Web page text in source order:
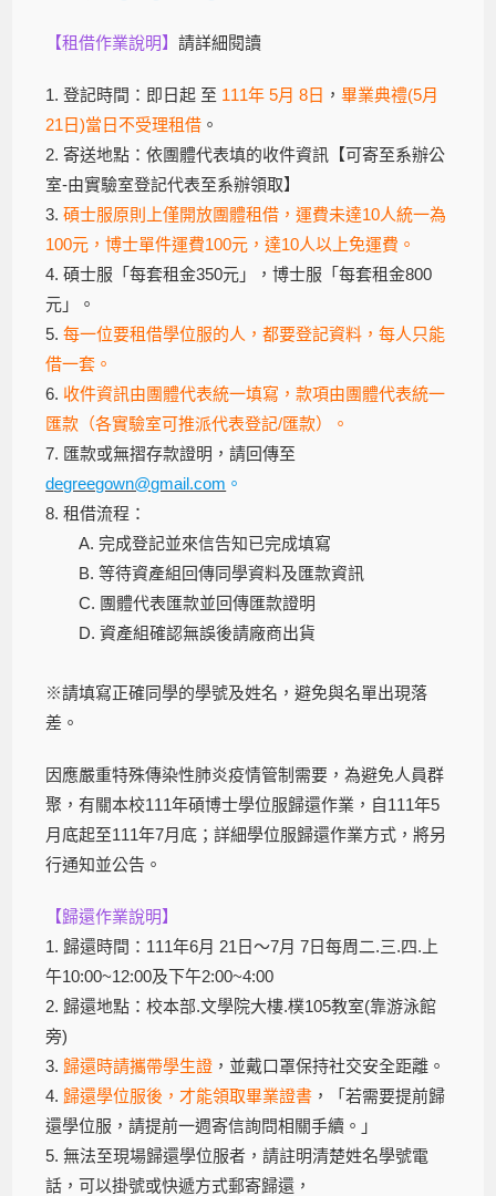
【租借作業說明】請詳細閱讀
1. 登記時間：即日起 至 111年 5月 8日 ，畢業典禮(5月
21日)當日不受理租借 。
2. 寄送地點：依團體代表填的收件資訊【可寄至系辦公
室-由實驗室登記代表至系辦領取】
3.碩士服原則上僅開放團體租借，運費未達10人統一為
100元，博士單件運費100元，達10人以上免運費。
4. 碩士服「每套租金350元」，博士服「每套租金800
元」。
5.每一位要租借學位服的人，都要登記資料，每人只能
借一套。
6. 收件資訊由團體代表統一填寫，款項由團體代表統一
匯款（各實驗室可推派代表登記/匯款）。
7. 匯款或無摺存款證明，請回傳至
degreegown@gmail.com 。
8. 租借流程：
A. 完成登記並來信告知已完成填寫
B. 等待資產組回傳同學資料及匯款資訊
C. 團體代表匯款並回傳匯款證明
D. 資產組確認無誤後請廠商出貨
※請填寫正確同學的學號及姓名，避免與名單出現落
差。
因應嚴重特殊傳染性肺炎疫情管制需要，為避免人員群
聚，有關本校111年碩博士學位服歸還作業，自111年5
月底起至111年7月底；詳細學位服歸還作業方式，將另
行通知並公告。
【歸還作業說明】
1. 歸還時間：111年6月 21日～7月 7日每周二.三.四.上
午10:00~12:00及下午2:00~4:00
2. 歸還地點：校本部.文學院大樓.樸105教室(靠游泳館
旁)
3. 歸還時請攜帶學生證 ，並戴口罩保持社交安全距離。
4. 歸還學位服後，才能領取畢業證書 ，「若需要提前歸
還學位服，請提前一週寄信詢問相關手續。」
5. 無法至現場歸還學位服者，請註明清楚姓名學號電
話，可以掛號或快遞方式郵寄歸還，